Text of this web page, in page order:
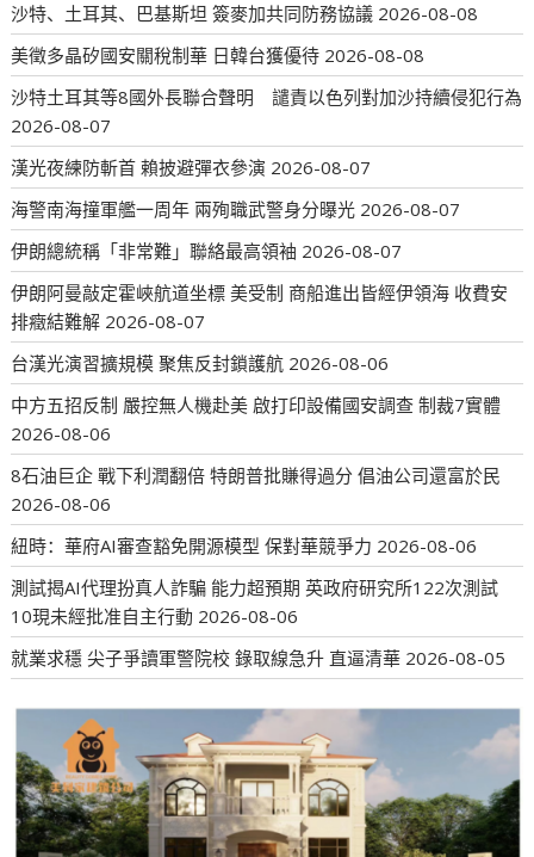
沙特、土耳其、巴基斯坦 簽麥加共同防務協議 2026-08-08
美徵多晶矽國安關稅制華 日韓台獲優待 2026-08-08
沙特土耳其等8國外長聯合聲明 譴責以色列對加沙持續侵犯行為
2026-08-07
漢光夜練防斬首 賴披避彈衣參演 2026-08-07
海警南海撞軍艦一周年 兩殉職武警身分曝光 2026-08-07
伊朗總統稱「非常難」聯絡最高領袖 2026-08-07
伊朗阿曼敲定霍峽航道坐標 美受制 商船進出皆經伊領海 收費安
排癥結難解 2026-08-07
台漢光演習擴規模 聚焦反封鎖護航 2026-08-06
中方五招反制 嚴控無人機赴美 啟打印設備國安調查 制裁7實體
2026-08-06
8石油巨企 戰下利潤翻倍 特朗普批賺得過分 倡油公司還富於民
2026-08-06
紐時：華府AI審查豁免開源模型 保對華競爭力 2026-08-06
測試揭AI代理扮真人詐騙 能力超預期 英政府研究所122次測試
10現未經批准自主行動 2026-08-06
就業求穩 尖子爭讀軍警院校 錄取線急升 直逼清華 2026-08-05